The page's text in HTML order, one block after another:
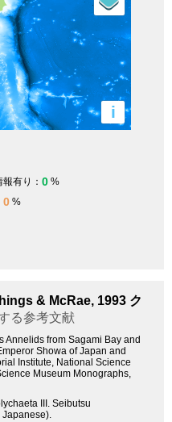
i
有り： 0 %
0 %
& McRae, 1993 ク
る参考文献
Annelids from Sagami Bay and
Showa of Japan and
Institute, National Science
Museum Monographs,
III. Seibutsu
Japanese).